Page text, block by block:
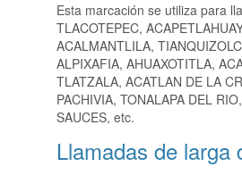
Esta marcación se utiliza para
TLACOTEPEC,
ACALMANTLILA,
ALPIXAFIA, AHUAXOTITLA,
TLATZALA, ACATLAN DE LA
PACHIVIA, TONALAPA DEL
SAUCES, etc.
Llamadas de larga